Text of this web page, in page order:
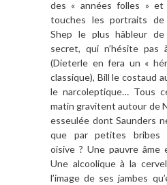
des « années folles »
touches les portraits de
Shep le plus hâbleur
secret, qui n’hésite pas
(Dieterle en fera un «
classique), Bill le costaud
le narcoleptique… Tous
matin gravitent autour de
esseulée dont Saunders
que par petites bribes
oisive ? Une pauvre âme
Une alcoolique à la
l’image de ses jambes